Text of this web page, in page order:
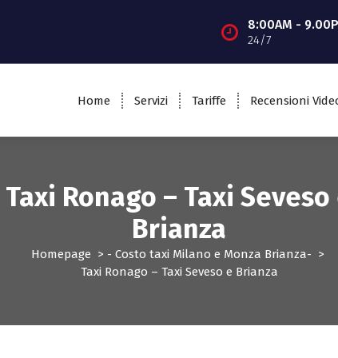
8:00AM -
24/7
Home Servizi Tariffe Recensioni
Taxi Ronago – Taxi Seveso
Brianza
Homepage > - Costo taxi Milano e Monza Brianza- >
Taxi Ronago – Taxi Seveso e Brianza